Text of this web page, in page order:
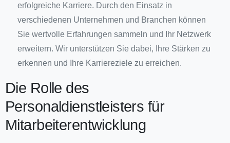
erfolgreiche Karriere. Durch den Einsatz in
verschiedenen Unternehmen und Branchen können
Sie wertvolle Erfahrungen sammeln und Ihr Netzwerk
erweitern. Wir unterstützen Sie dabei, Ihre Stärken zu
erkennen und Ihre Karriereziele zu erreichen.
Die Rolle des
Personaldienstleisters für
Mitarbeiterentwicklung